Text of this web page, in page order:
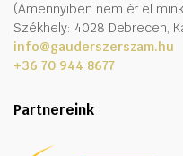
(Amennyiben nem ér el
Székhely: 4028 Debrecen,
info@gauderszerszam.hu
+36 70 944 8677
Partnereink